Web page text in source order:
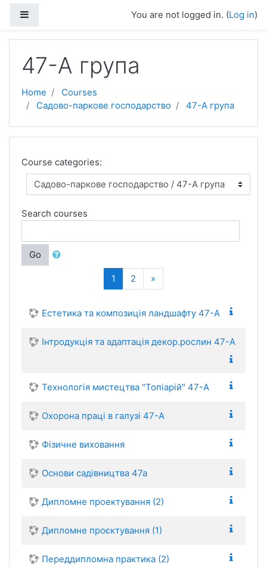
You are not logged in. (Log in)
47-А група
Home
Courses
Садово-паркове господарство
47-А група
Course categories:
Search courses
Go
1 (current)
2 »
Естетика та композиція ландшафту 47-А
Інтродукція та адаптація декор.рослин 47-А
Технологія мистецтва "Топіарій" 47-А
Охорона праці в галузі 47-А
Фізичне виховання
Основи садівництва 47а
Дипломне проектування (2)
Дипломне проєктування (1)
Переддипломна практика (2)